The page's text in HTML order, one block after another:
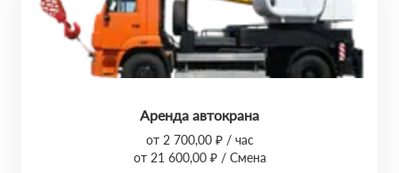
Аренда автокрана
от 2 700,00 ₽ / час
от 21 600,00 ₽ / Смена